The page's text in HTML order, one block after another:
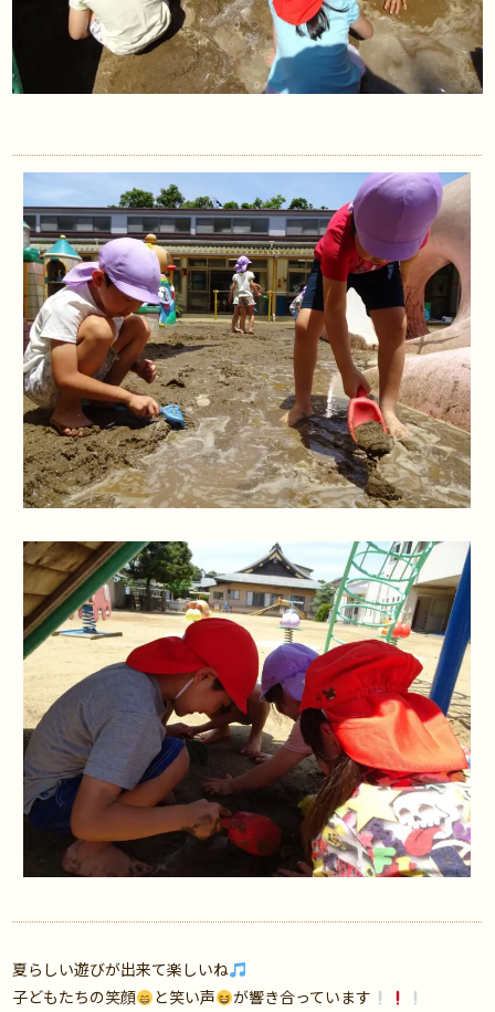
夏らしい遊びが出来て楽しいね
子どもたちの笑顔
と笑い声 が響き合っています